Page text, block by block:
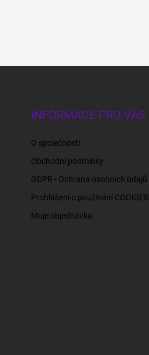
INFORMACE PRO VÁS
O společnosti
Obchodní podmínky
GDPR - Ochrana osobních údajů
Prohlášení o používání COOKIES
Moje objednávka